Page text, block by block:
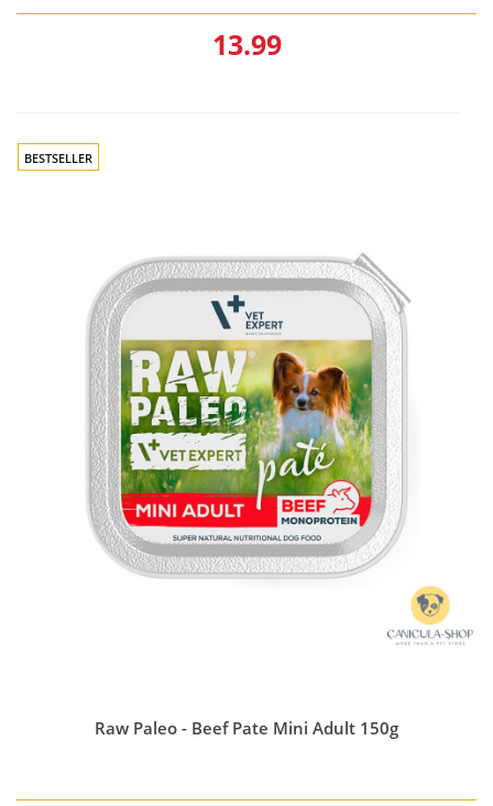
13.99
BESTSELLER
Raw Paleo - Beef Pate Mini Adult 150g